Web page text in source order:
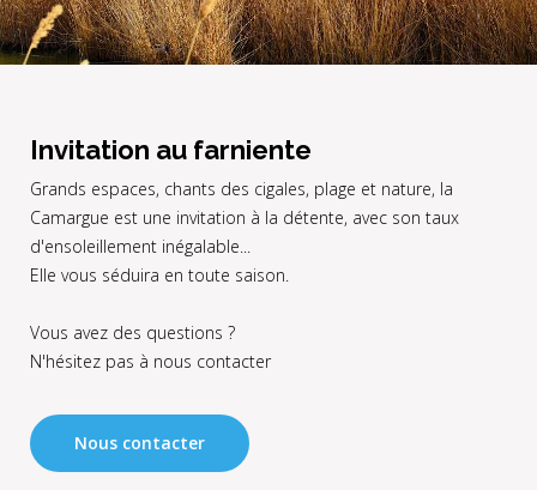
Invitation au farniente
Grands espaces, chants des cigales, plage et nature, la
Camargue est une invitation à la détente, avec son taux
d'ensoleillement inégalable...
Elle vous séduira en toute saison.
Vous avez des questions ?
N'hésitez pas à nous contacter
Nous contacter